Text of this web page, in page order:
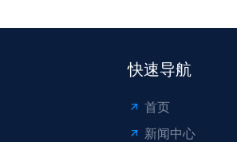
快速导航
首页
新闻中心